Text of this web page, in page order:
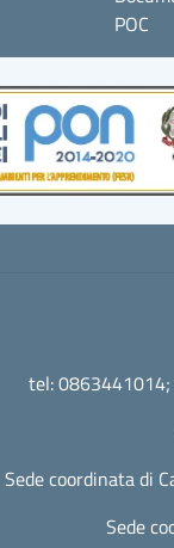
POC
tel:
Sede coordinata di
Sede